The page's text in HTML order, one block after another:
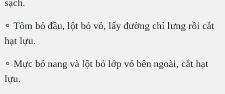
sạch.
∘ Tôm bỏ đầu, lột bỏ vỏ, lấy đường chỉ lưng rồi cắt
hạt lựu.
∘ Mực bỏ nang và lột bỏ lớp vỏ bên ngoài, cắt hạt
lựu.